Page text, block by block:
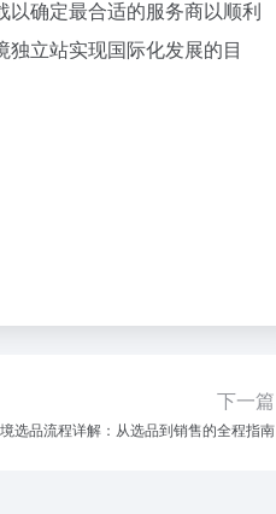
确定最合适的服务商以顺利
立站实现国际化发展的目
下一篇
选品流程详解：从选品到销售的全程指南